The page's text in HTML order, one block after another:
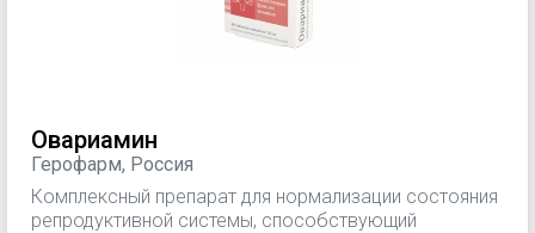
Овариамин
Герофарм, Россия
Комплексный препарат для нормализации состояния
репродуктивной системы, способствующий